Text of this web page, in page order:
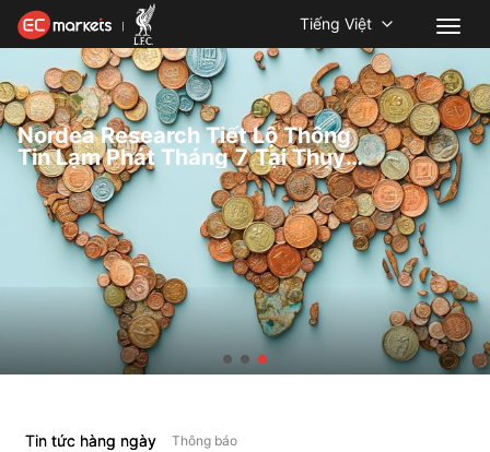
Tiếng Việt
Nordea Research Tiết Lộ Thông
Tin Lạm Phát Tháng 7 Tại Thụy
Điển
Tin tức hàng ngày Thông báo